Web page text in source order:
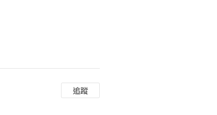
追蹤